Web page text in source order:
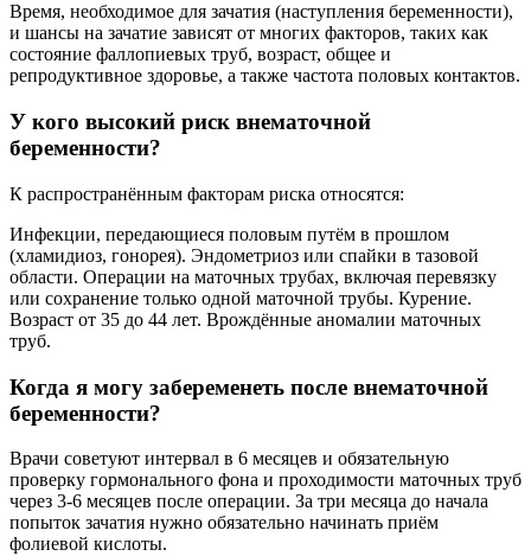
Время, необходимое для зачатия (наступления беременности),
и шансы на зачатие зависят от многих факторов, таких как
состояние фаллопиевых труб, возраст, общее и
репродуктивное здоровье, а также частота половых контактов.
У кого высокий риск внематочной
беременности?
К распространённым факторам риска относятся:
Инфекции, передающиеся половым путём в прошлом
(хламидиоз, гонорея). Эндометриоз или спайки в тазовой
области. Операции на маточных трубах, включая перевязку
или сохранение только одной маточной трубы. Курение.
Возраст от 35 до 44 лет. Врождённые аномалии маточных
труб.
Когда я могу забеременеть после внематочной
беременности?
Врачи советуют интервал в 6 месяцев и обязательную
проверку гормонального фона и проходимости маточных труб
через 3-6 месяцев после операции. За три месяца до начала
попыток зачатия нужно обязательно начинать приём
фолиевой кислоты.